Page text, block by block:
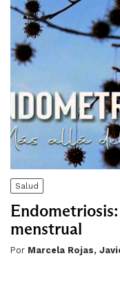
Salud
menstrual
Por Marcela Rojas,